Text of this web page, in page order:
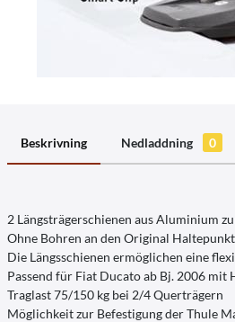
Beskrivning Nedladdning 0
2 Längsträgerschienen aus Aluminium
Ohne Bohren an den Original
Die Längsschienen ermöglichen eine
Passend für Fiat Ducato ab Bj. 2006 mit
Traglast 75/150 kg bei 2/4 Querträgern
Möglichkeit zur Befestigung der Thule